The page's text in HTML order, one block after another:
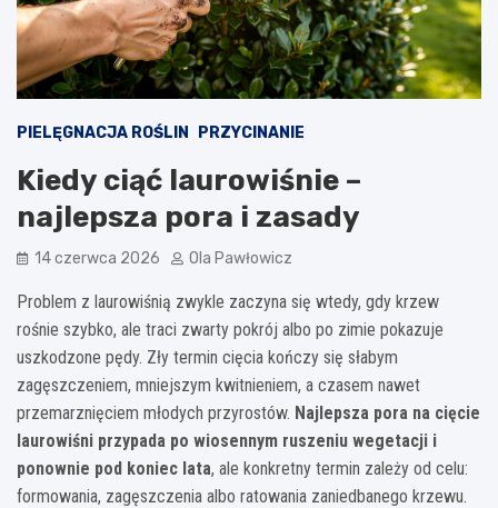
PIELĘGNACJA ROŚLIN PRZYCINANIE
Kiedy ciąć laurowiśnie –
najlepsza pora i zasady
14 czerwca 2026 Ola Pawłowicz
Problem z laurowiśnią zwykle zaczyna się wtedy, gdy krzew
rośnie szybko, ale traci zwarty pokrój albo po zimie pokazuje
uszkodzone pędy. Zły termin cięcia kończy się słabym
zagęszczeniem, mniejszym kwitnieniem, a czasem nawet
przemarznięciem młodych przyrostów. Najlepsza pora na cięcie
laurowiśni przypada po wiosennym ruszeniu wegetacji i
ponownie pod koniec lata, ale konkretny termin zależy od celu:
formowania, zagęszczenia albo ratowania zaniedbanego krzewu.